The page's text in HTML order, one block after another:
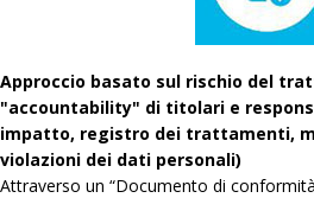
Approccio basato sul rischio del
"accountability" di titolari e
impatto, registro dei trattamenti,
violazioni dei dati personali)
Attraverso un “Documento di